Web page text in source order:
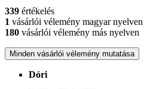
339 értékelés
1 vásárlói vélemény magyar nyelven
180 vásárlói vélemény más nyelven
Minden vásárlói vélemény mutatása
Dóri